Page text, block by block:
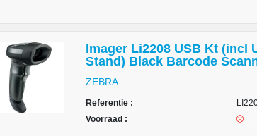
Imager Li2208 USB Kt (incl
Stand) Black Barcode
ZEBRA
Referentie :
Voorraad :